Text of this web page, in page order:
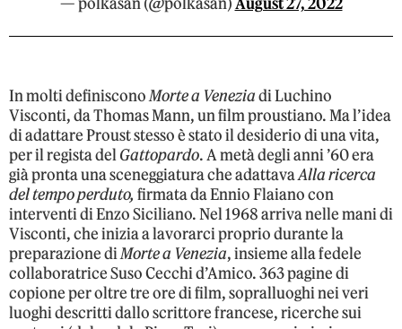
In molti definisconoMorte a Veneziadi Luchino
Visconti, da Thomas Mann, un film proustiano. Ma l’idea
di adattare Proust stesso è stato il desiderio di una vita,
per il regista delGattopardo. A metà degli anni ’60 era
già pronta una sceneggiatura che adattavaAlla ricerca
del tempo perduto, firmata da Ennio Flaiano con
interventi di Enzo Siciliano. Nel 1968 arriva nelle mani di
Visconti, che inizia a lavorarci proprio durante la
preparazione diMorte a Venezia, insieme alla fedele
collaboratrice Suso Cecchi d’Amico. 363 pagine di
copione per oltre tre ore di film, sopralluoghi nei veri
luoghi descritti dallo scrittore francese, ricerche sui